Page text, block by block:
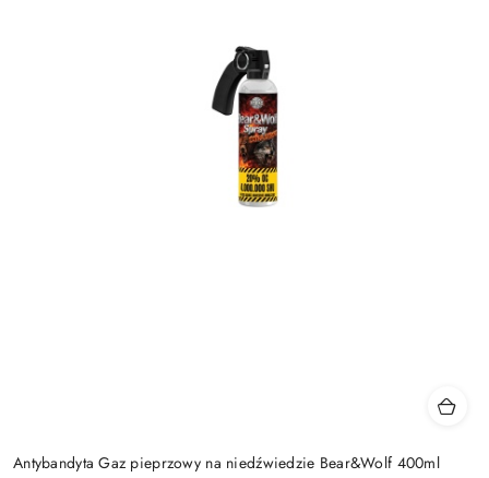
Antybandyta Gaz pieprzowy na niedźwiedzie Bear&Wolf 400ml